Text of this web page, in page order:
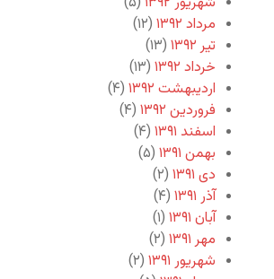
مرداد ۱۳۹۲
(۱۲)
تیر ۱۳۹۲
(۱۳)
خرداد ۱۳۹۲
(۱۳)
اردیبهشت ۱۳۹۲
(۴)
فروردین ۱۳۹۲
(۴)
اسفند ۱۳۹۱
(۴)
بهمن ۱۳۹۱
(۵)
دی ۱۳۹۱
(۲)
آذر ۱۳۹۱
(۴)
آبان ۱۳۹۱
(۱)
مهر ۱۳۹۱
(۲)
شهریور ۱۳۹۱
(۲)